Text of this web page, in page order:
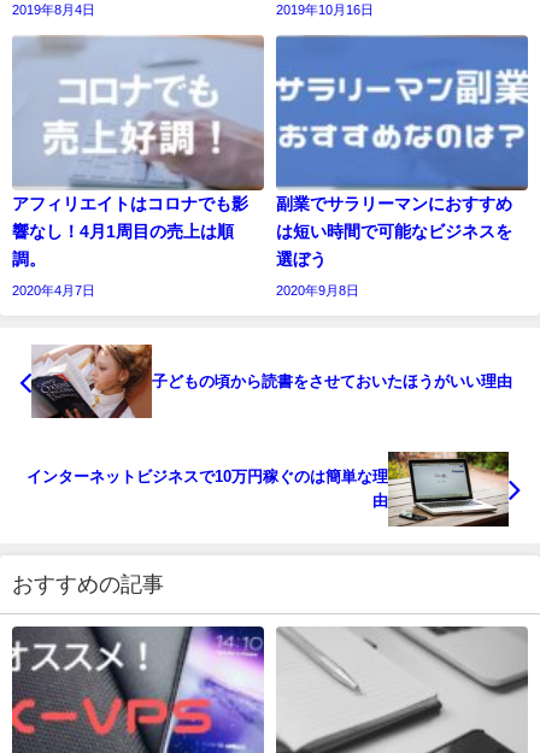
2019年8月4日 2019年10月16日
アフィリエイトはコロナでも影
響なし！4月1周目の売上は順
調。
2020年4月7日
副業でサラリーマンにおすすめ
は短い時間で可能なビジネスを
選ぼう
2020年9月8日
子どもの頃から読書をさせておいたほうがいい理由
インターネットビジネスで10万円稼ぐのは簡単な理
由
おすすめの記事